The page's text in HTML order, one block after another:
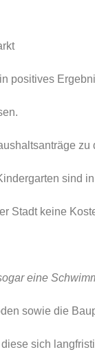
positives
sind
Stadt keine
eine
sowie die
sich